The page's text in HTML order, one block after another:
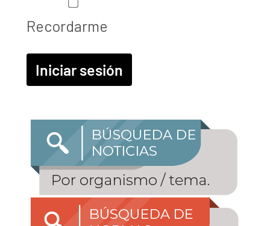
Recordarme